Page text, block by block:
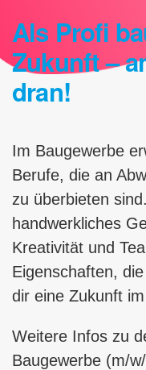
Als Profi
Zukunft –
dran!
Im Baugewerbe
Berufe, die an
zu überbieten
handwerkliches
Kreativität und
Eigenschaften,
dir eine Zukunft
Weitere Infos zu
Baugewerbe (m/